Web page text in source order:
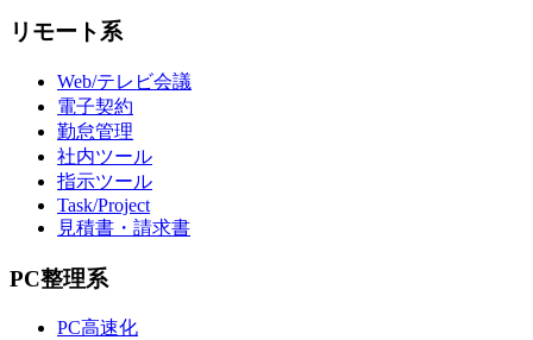
リモート系
Web/テレビ会議
電子契約
勤怠管理
社内ツール
指示ツール
Task/Project
見積書・請求書
PC整理系
PC高速化